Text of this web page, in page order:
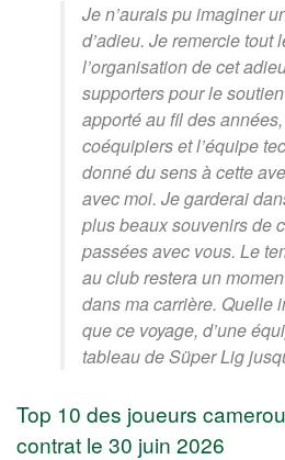
Je n’aurais pu imaginer
d’adieu. Je remercie tout
l’organisation de cet
supporters pour le soutien
apporté au fil des
coéquipiers et l’équipe
donné du sens à cette
avec moi. Je garderai
plus beaux souvenirs de
passées avec vous. Le
au club restera un
dans ma carrière. Quelle
que ce voyage, d’une
tableau de Süper Lig
Top 10 des joueurs
contrat le 30 juin 2026